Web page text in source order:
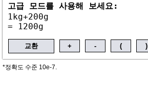
고급 모드를 사용해 보세요:
1kg+200g
= 1200g
교환 + - ( )
*정확도 수준 10e-7.